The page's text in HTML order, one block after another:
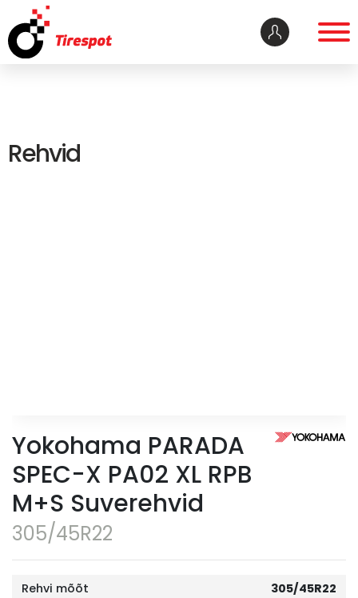
Rehvid
305/45R22
Yokohama PARADA
SPEC-X PA02 XL RPB
M+S Suverehvid
Rehvi mõõt
305/45R22